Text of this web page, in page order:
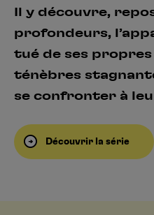
Il y découvre,
profondeurs,
tué de ses propres
ténèbres
se confronter à
Découvrir la série